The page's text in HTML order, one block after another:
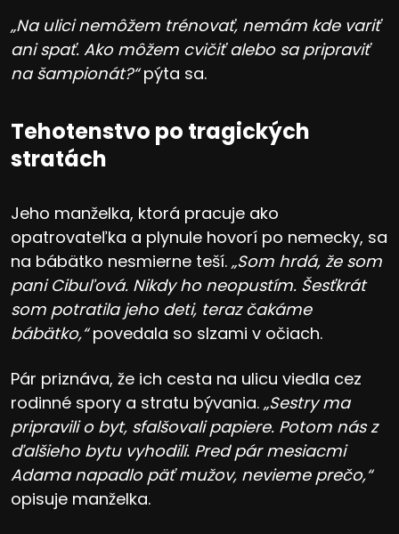
„Na ulici nemôžem trénovať, nemám kde variť
ani spať. Ako môžem cvičiť alebo sa pripraviť
na šampionát?“pýta sa.
Tehotenstvo po tragických
stratách
Jeho manželka, ktorá pracuje ako
opatrovateľka a plynule hovorí po nemecky, sa
na bábätko nesmierne teší. „Som hrdá, že som
pani Cibuľová. Nikdy ho neopustím. Šesťkrát
som potratila jeho deti, teraz čakáme
bábätko,“povedala so slzami v očiach.
Pár priznáva, že ich cesta na ulicu viedla cez
rodinné spory a stratu bývania. „Sestry ma
pripravili o byt, sfalšovali papiere. Potom nás z
ďalšieho bytu vyhodili. Pred pár mesiacmi
Adama napadlo päť mužov, nevieme prečo,“
opisuje manželka.